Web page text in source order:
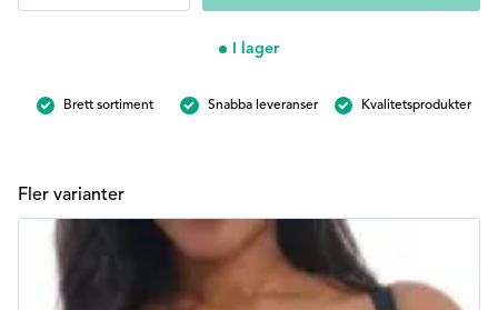
maxitrosa
I lager
Brett sortiment Snabba leveranser Kvalitetsprodukter
Fler varianter